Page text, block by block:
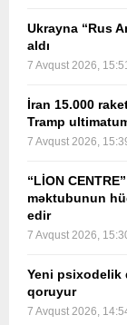
Ukrayna “Rus
aldı
7 Avqust 2026,
İran 15.000
Tramp
7 Avqust 2026,
“LİON
məktubunun
edir
7 Avqust 2026,
Yeni psixodelik
qoruyur
7 Avqust 2026,